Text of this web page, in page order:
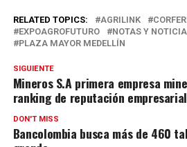
RELATED TOPICS: AGRILINK
EXPOAGROFUTURO
NOTAS Y
PLAZA MAYOR MEDELLÍN
SIGUIENTE
Mineros S.A primera empresa
ranking de reputación empresarial
DON'T MISS
Bancolombia busca más de 460